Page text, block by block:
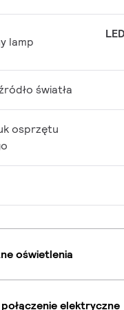
lamp
światła
osprzętu
oświetlenia
elektryczne